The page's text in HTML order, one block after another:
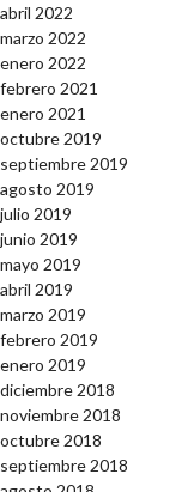
abril 2022
marzo 2022
enero 2022
febrero 2021
enero 2021
octubre 2019
septiembre 2019
agosto 2019
julio 2019
junio 2019
mayo 2019
abril 2019
marzo 2019
febrero 2019
enero 2019
diciembre 2018
noviembre 2018
octubre 2018
septiembre 2018